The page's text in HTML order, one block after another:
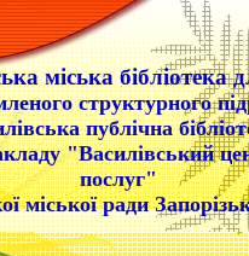
міська бібліотека
структурного
публічна
"Василівський
послуг"
міської ради